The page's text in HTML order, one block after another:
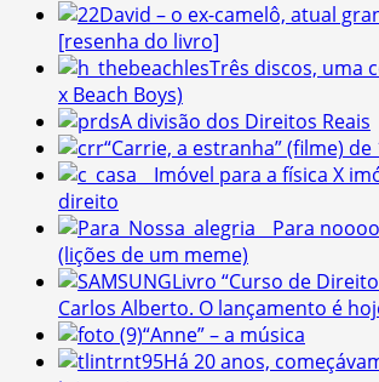
David – o ex-camelô, atual
[resenha do livro]
Três discos, uma
x Beach Boys)
A divisão dos Direitos Reais
“Carrie, a estranha” (filme) de
Imóvel para a física X
direito
Para
(lições de um meme)
Livro “Curso de
Carlos Alberto. O lançamento é
“Anne” – a música
Há 20 anos,